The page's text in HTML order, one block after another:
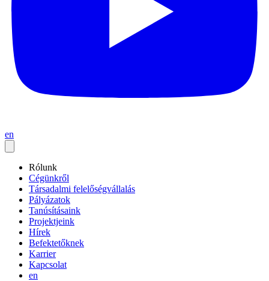
en
Rólunk
Cégünkről
Társadalmi felelőségvállalás
Pályázatok
Tanúsításaink
Projektjeink
Hírek
Befektetőknek
Karrier
Kapcsolat
en